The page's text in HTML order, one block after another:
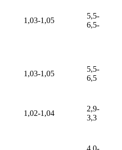
1,03-1,05
5,5-
6,5-
1,03-1,05
5,5-
6,5
1,02-1,04
2,9-
3,3
4,0-